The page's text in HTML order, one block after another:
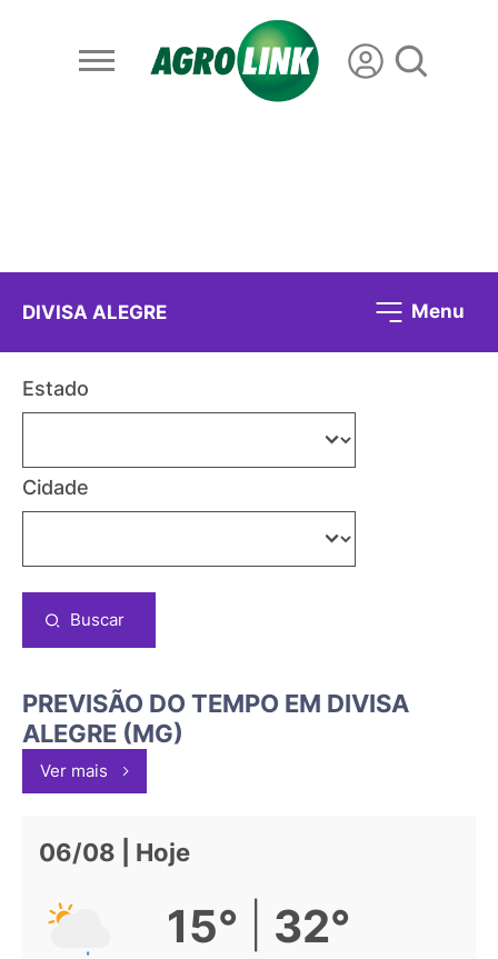
DIVISA ALEGRE Menu
Estado
Cidade
Buscar
PREVISÃO DO TEMPO EM DIVISA
ALEGRE (MG)
Ver mais
06/08 | Hoje
15° 32°